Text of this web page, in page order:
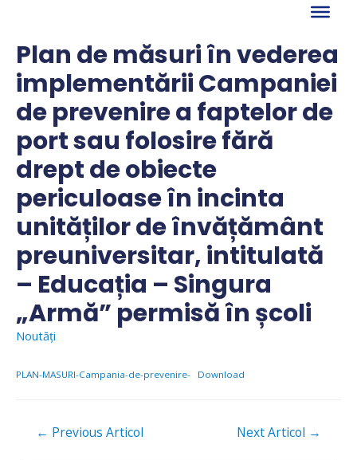
contentPlan de măsuri în vederea
implementării Campaniei
de prevenire a faptelor de
port sau folosire fără
drept de obiecte
periculoase în incinta
unităților de învățământ
preuniversitar, intitulată
– Educația – Singura
„Armă” permisă în școli
Noutăți
PLAN-MASURI-Campania-de-prevenire- Download
Navigare
← Previous Articol Next Articol →